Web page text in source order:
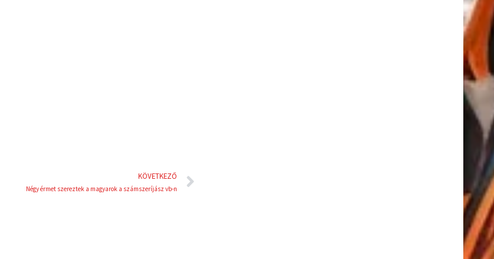
KÖVETKEZŐ
Négy érmet szereztek a magyarok a számszeríjász vb-n